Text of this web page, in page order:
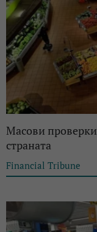
Масови
страната
Financial Tribune